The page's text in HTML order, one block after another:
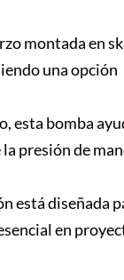
montada en
una opción
esta bomba
presión de
está diseñada
en